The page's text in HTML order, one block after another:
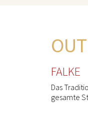
FALKE
Das
gesamte